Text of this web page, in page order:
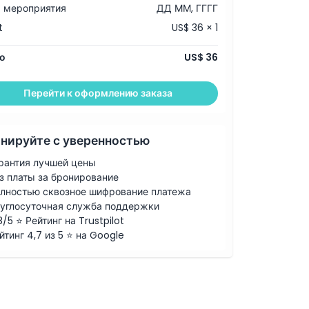
мероприятия
ДД ММ, ГГГГ
US$ 36 × 1
US$ 36
Перейти к оформлению заказа
с уверенностью
лучшей цены
платы за бронирование
сквозное шифрование платежа
служба поддержки
5 ⭐ Рейтинг на Trustpilot
4,7 из 5 ⭐ на Google